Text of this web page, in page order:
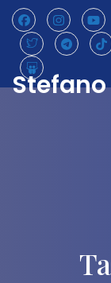
Skip
content